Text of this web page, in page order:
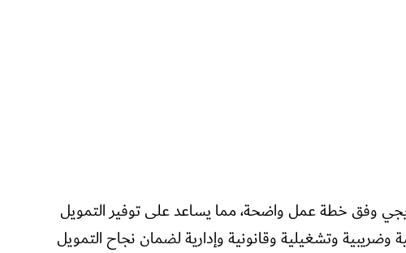
وفق خطة عمل واضحة، مما يساعد على توفير التمويل
وضريبية وتشغيلية وقانونية وإدارية لضمان نجاح التمويل